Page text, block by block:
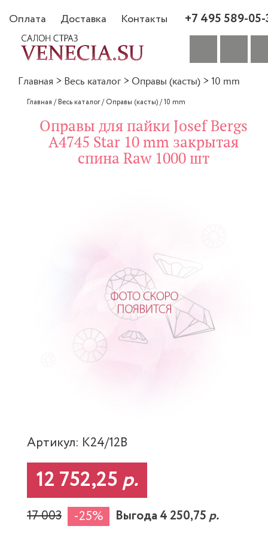
Оплата Доставка Контакты +7 495 589-
Главная > Весь каталог > Оправы (касты) > 10 mm
Главная /Весь каталог/Оправы (касты)/10 mm
Оправы для пайки Josef Bergs
A4745 Star 10 mm закрытая
спина Raw 1000 шт
Артикул: K24/12B
12 752,25 р.
17 003 -25% Выгода 4 250,75р.